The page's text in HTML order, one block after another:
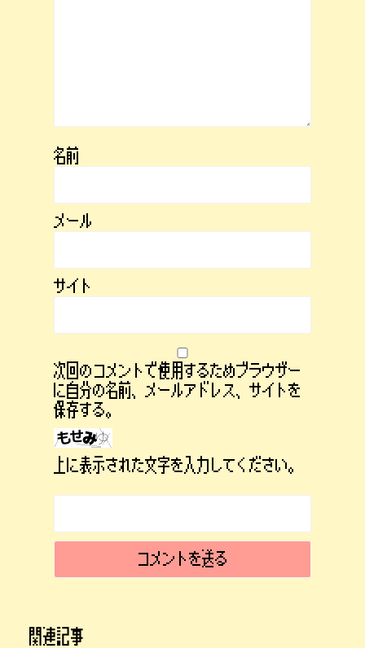
名前
メール
サイト
次回のコメントで使用するためブラウザー
に自分の名前、メールアドレス、サイトを
保存する。
上に表示された文字を入力してください。
関連記事